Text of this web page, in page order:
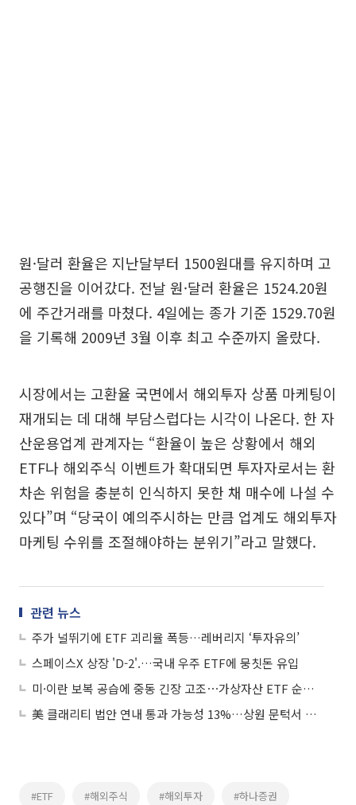
원·달러 환율은 지난달부터 1500원대를 유지하며 고
공행진을 이어갔다. 전날 원·달러 환율은 1524.20원
에 주간거래를 마쳤다. 4일에는 종가 기준 1529.70원
을 기록해 2009년 3월 이후 최고 수준까지 올랐다.
시장에서는 고환율 국면에서 해외투자 상품 마케팅이
재개되는 데 대해 부담스럽다는 시각이 나온다. 한 자
산운용업계 관계자는 “환율이 높은 상황에서 해외
ETF나 해외주식 이벤트가 확대되면 투자자로서는 환
차손 위험을 충분히 인식하지 못한 채 매수에 나설 수
있다”며 “당국이 예의주시하는 만큼 업계도 해외투자
마케팅 수위를 조절해야하는 분위기”라고 말했다.
관련 뉴스
주가 널뛰기에 ETF 괴리율 폭등…레버리지 ‘투자유의’
스페이스X 상장 'D-2'.…국내 우주 ETF에 뭉칫돈 유입
미·이란 보복 공습에 중동 긴장 고조⋯가상자산 ETF 순유출 계속
美 클래리티 법안 연내 통과 가능성 13%…상원 문턱서 제동
#ETF #해외주식 #해외투자 #하나증권